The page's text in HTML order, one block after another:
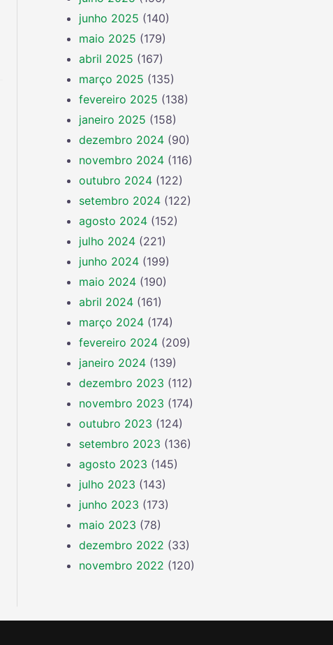
junho 2025 (140)
maio 2025 (179)
abril 2025 (167)
março 2025 (135)
fevereiro 2025 (138)
janeiro 2025 (158)
dezembro 2024 (90)
novembro 2024 (116)
outubro 2024 (122)
setembro 2024 (122)
agosto 2024 (152)
julho 2024 (221)
junho 2024 (199)
maio 2024 (190)
abril 2024 (161)
março 2024 (174)
fevereiro 2024 (209)
janeiro 2024 (139)
dezembro 2023 (112)
novembro 2023 (174)
outubro 2023 (124)
setembro 2023 (136)
agosto 2023 (145)
julho 2023 (143)
junho 2023 (173)
maio 2023 (78)
dezembro 2022 (33)
novembro 2022 (120)